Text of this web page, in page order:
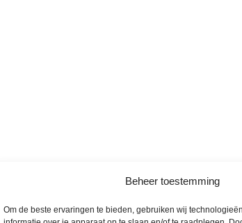
Beheer toestemming
Om de beste ervaringen te bieden, gebruiken wij
Loodgieter Bedrijf> Nieuwe website